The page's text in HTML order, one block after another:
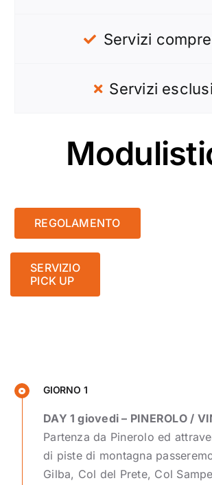
Servizi
Servizi esclusi
REGOLAMENTO
SERVIZIO
PICK UP
GIORNO 1
DAY 1 giovedi – PINEROLO /
Partenza da Pinerolo ed
di piste di montagna
Gilba, Col del Prete, Col